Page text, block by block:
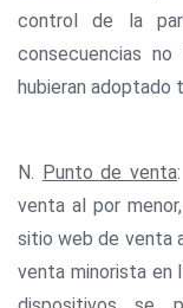
control de la
consecuencias
hubieran adoptado
N. Punto de venta
venta al por
sitio web de venta
venta minorista en